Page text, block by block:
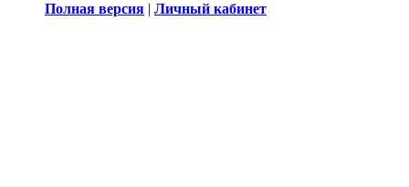
Полная версия | Личный кабинет